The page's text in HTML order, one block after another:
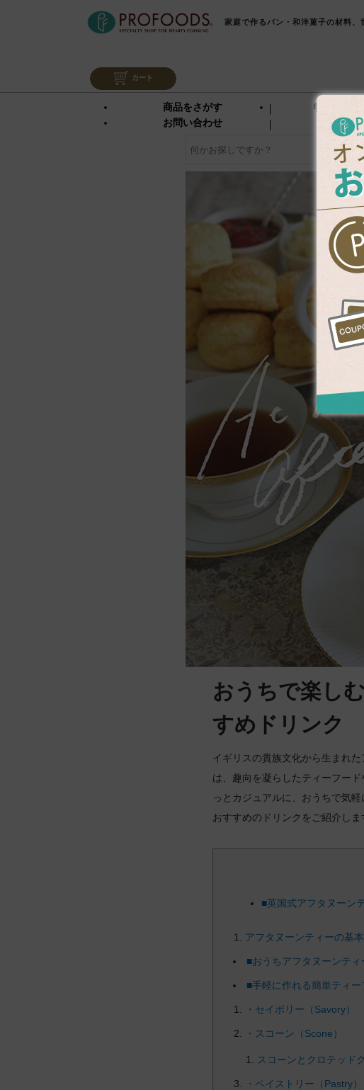
家庭で作るパン・和洋菓子の材料
カート
商品をさがす 特集・読み
お問い合わせ
おうちで楽し
すめドリンク
イギリスの貴族文化から生まれ
は、趣向を凝らしたティーフー
っとカジュアルに、おうちで気
おすすめのドリンクをご紹介しま
■英国式アフタヌーン
アフタヌーンティーの基本
■おうちアフタヌーンティ
■手軽に作れる簡単ティー
・セイボリー（Savory）
・スコーン（Scone）
スコーンとクロテッド
・ペイストリー（Pastry）